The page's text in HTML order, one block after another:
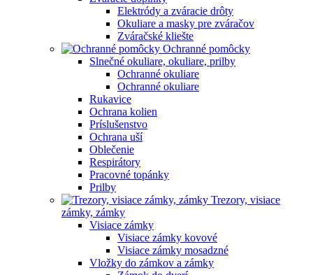
Elektródy a zváracie drôty
Okuliare a masky pre zváračov
Zváračské kliešte
Ochranné pomôcky
Slnečné okuliare, okuliare, prilby
Ochranné okuliare
Ochranné okuliare
Rukavice
Ochrana kolien
Príslušenstvo
Ochrana uší
Oblečenie
Respirátory
Pracovné topánky
Prilby
Trezory, visiace
zámky, zámky
Visiace zámky
Visiace zámky kovové
Visiace zámky mosadzné
Vložky do zámkov a zámky